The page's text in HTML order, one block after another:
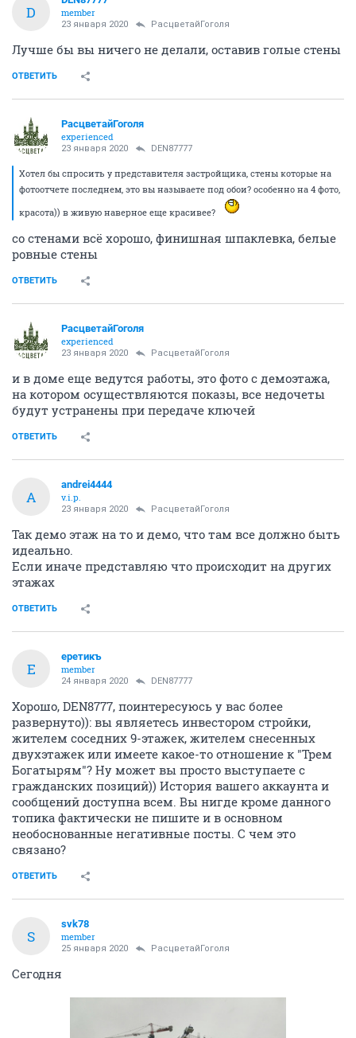
D
member
23 января 2020 РасцветайГоголя
Лучше бы вы ничего не делали, оставив голые стены
ОТВЕТИТЬ
РасцветайГоголя
experienced
23 января 2020 DEN87777
Хотел бы спросить у представителя застройщика, стены которые на
фотоотчете последнем, это вы называете под обои? особенно на 4 фото,
красота)) в живую наверное еще красивее?
со стенами всё хорошо, финишная шпаклевка, белые
ровные стены
ОТВЕТИТЬ
РасцветайГоголя
experienced
23 января 2020 РасцветайГоголя
и в доме еще ведутся работы, это фото с демоэтажа,
на котором осуществляются показы, все недочеты
будут устранены при передаче ключей
ОТВЕТИТЬ
A
andrei4444
v.i.p.
23 января 2020 РасцветайГоголя
Так демо этаж на то и демо, что там все должно быть
идеально.
Если иначе представляю что происходит на других
этажах
ОТВЕТИТЬ
Е
еретикъ
member
24 января 2020 DEN87777
Хорошо, DEN8777, поинтересуюсь у вас более
развернуто)): вы являетесь инвестором стройки,
жителем соседних 9-этажек, жителем снесенных
двухэтажек или имеете какое-то отношение к "Трем
Богатырям"? Ну может вы просто выступаете с
гражданских позиций)) История вашего аккаунта и
сообщений доступна всем. Вы нигде кроме данного
топика фактически не пишите и в основном
необоснованные негативные посты. С чем это
связано?
ОТВЕТИТЬ
S
svk78
member
25 января 2020 РасцветайГоголя
Сегодня